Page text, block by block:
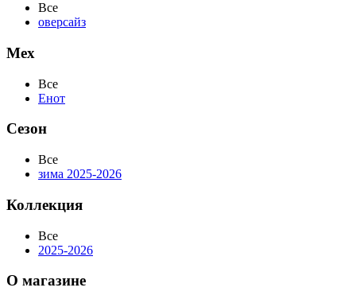
Все
оверсайз
Мех
Все
Енот
Сезон
Все
зима 2025-2026
Коллекция
Все
2025-2026
О магазине